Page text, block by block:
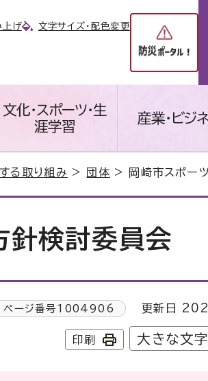
上げ 文字サイズ・配色変更
文化・スポーツ・生
涯学習
産業・ビジ
る取り組み > 団体 > 岡崎市スポー
針検討委員会
ページ番号 1004906 更新日
印刷 大きな文